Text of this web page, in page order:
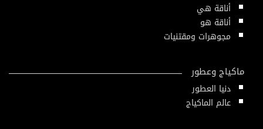
أناقة هي
أناقة هو
مجوهرات ومقتنيات
ماكياج وعطور
دنيا العطور
عالم الماكياج